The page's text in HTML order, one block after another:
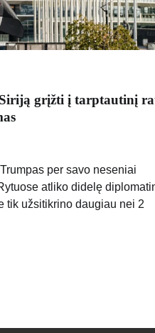
grįžti į tarptautinį
per savo neseniai
atliko didelę
tik užsitikrino daugiau nei 2